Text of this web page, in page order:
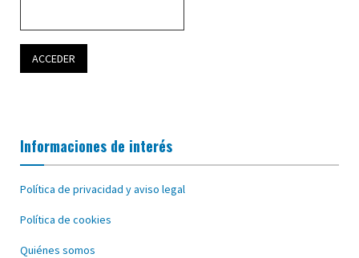
Informaciones de interés
Política de privacidad y aviso legal
Política de cookies
Quiénes somos